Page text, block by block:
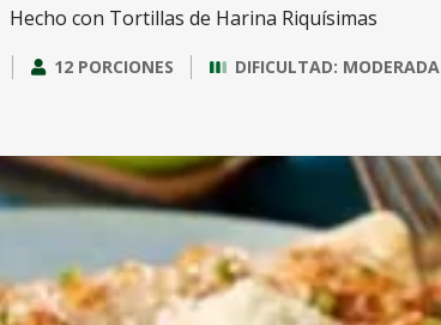
Hecho con Tortillas de Harina Riquísimas
12 PORCIONES DIFICULTAD: MODERADA